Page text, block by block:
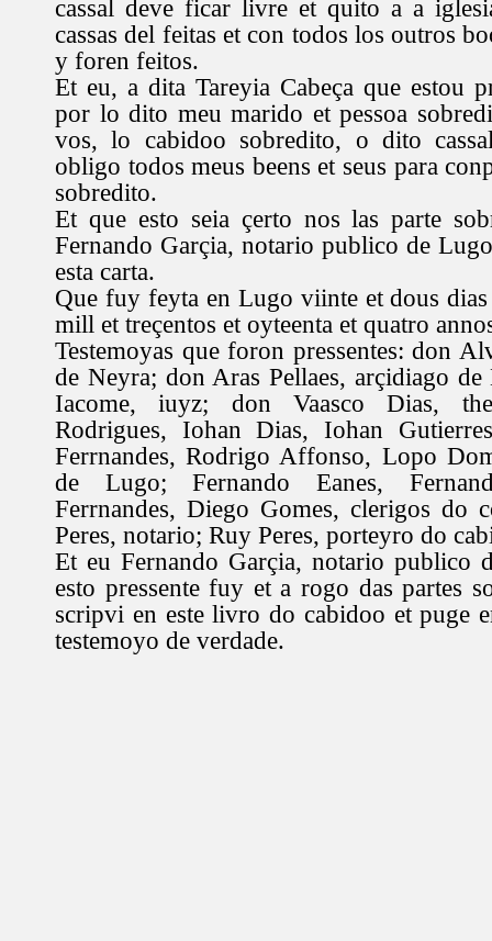
cassal deve ficar livre et quito a a
cassas del feitas et con todos los outros
y foren feitos.
Et eu, a dita Tareyia Cabeça que estou
por lo dito meu marido et pessoa
vos, lo cabidoo sobredito, o dito
obligo todos meus beens et seus para
sobredito.
Et que esto seia çerto nos las parte
Fernando Garçia, notario publico de
esta carta.
Que fuy feyta en Lugo viinte et dous
mill et treçentos et oyteenta et quatro
Testemoyas que foron pressentes: don
de Neyra; don Aras Pellaes, arçidiago
Iacome, iuyz; don Vaasco Dias,
Rodrigues, Iohan Dias, Iohan
Ferrnandes, Rodrigo Affonso, Lopo
de Lugo; Fernando Eanes,
Ferrnandes, Diego Gomes, clerigos do
Peres, notario; Ruy Peres, porteyro do
Et eu Fernando Garçia, notario publico
esto pressente fuy et a rogo das partes
scripvi en este livro do cabidoo et puge
testemoyo de verdade.